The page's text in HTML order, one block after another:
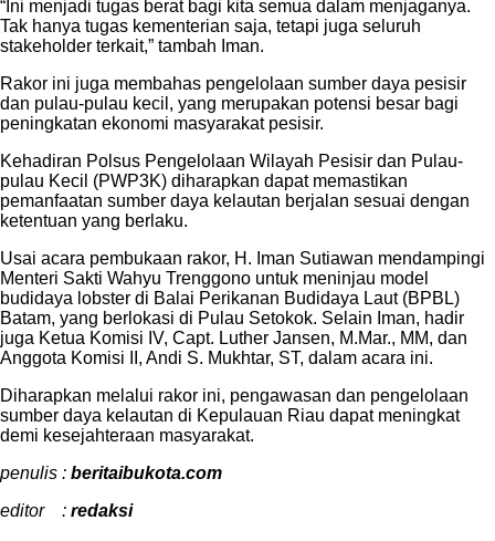
“Ini menjadi tugas berat bagi kita semua dalam menjaganya.
Tak hanya tugas kementerian saja, tetapi juga seluruh
stakeholder terkait,” tambah Iman.
Rakor ini juga membahas pengelolaan sumber daya pesisir
dan pulau-pulau kecil, yang merupakan potensi besar bagi
peningkatan ekonomi masyarakat pesisir.
Kehadiran Polsus Pengelolaan Wilayah Pesisir dan Pulau-
pulau Kecil (PWP3K) diharapkan dapat memastikan
pemanfaatan sumber daya kelautan berjalan sesuai dengan
ketentuan yang berlaku.
Usai acara pembukaan rakor, H. Iman Sutiawan mendampingi
Menteri Sakti Wahyu Trenggono untuk meninjau model
budidaya lobster di Balai Perikanan Budidaya Laut (BPBL)
Batam, yang berlokasi di Pulau Setokok. Selain Iman, hadir
juga Ketua Komisi IV, Capt. Luther Jansen, M.Mar., MM, dan
Anggota Komisi II, Andi S. Mukhtar, ST, dalam acara ini.
Diharapkan melalui rakor ini, pengawasan dan pengelolaan
sumber daya kelautan di Kepulauan Riau dapat meningkat
demi kesejahteraan masyarakat.
penulis : beritaibukota.com
editor : redaksi